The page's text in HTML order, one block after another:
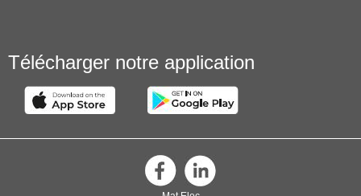
Télécharger notre application